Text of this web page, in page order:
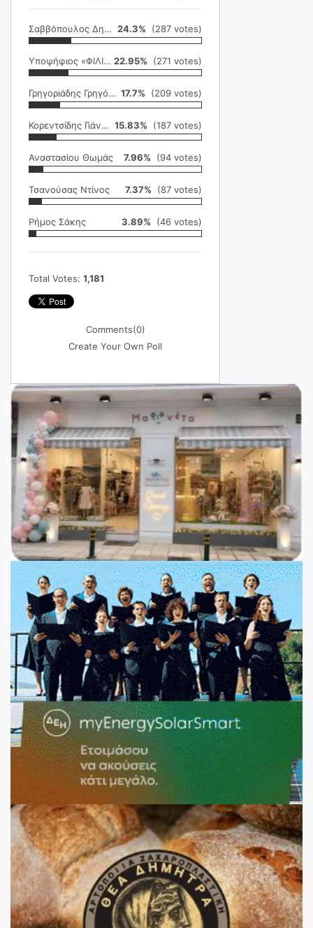
Σαββόπουλος Δημήτρης 24.3% (287 votes)
Υποψήφιος «ΦΙΛΙΚΗ ΕΤΑΙΡΕΙΑ» 22.95% (271 votes)
Γρηγοριάδης Γρηγόρης 17.7% (209 votes)
Κορεντσίδης Γιάννης 15.83% (187 votes)
Αναστασίου Θωμάς 7.96% (94 votes)
Τσανούσας Ντίνος 7.37% (87 votes)
Ρήμος Σάκης 3.89% (46 votes)
Total Votes: 1,181
Comments(0)
Create Your Own Poll